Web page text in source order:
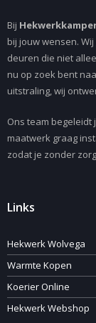
Bij
bij jouw wensen.
deuren die niet
nu op zoek bent
uitstraling, wij
Ons team begeleidt
maatwerk graag
zodat je zonder
Links
Hekwerk Wolvega
Warmte Kopen
Koerier Online
Hekwerk Webshop